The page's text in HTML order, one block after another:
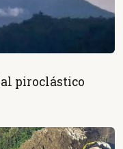
piroclástico